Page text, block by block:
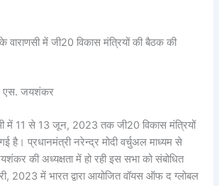
वाराणसी में जी20 विकास मंत्रियों की बैठक की
एस. जयशंकर
में 11 से 13 जून, 2023 तक जी20 विकास मंत्रियों
है। प्रधानमंत्री नरेन्द्र मोदी वर्चुअल माध्यम से
की अध्यक्षता में हो रही इस सभा को संबोधित
2023 में भारत द्वारा आयोजित वॉयस ऑफ द ग्लोबल